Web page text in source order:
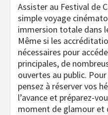
Assister au Festival de
simple voyage
immersion totale dans
Même si les
nécessaires pour
principales, de
ouvertes au public.
pensez à réserver vos
l’avance et préparez-
moment de glamour et